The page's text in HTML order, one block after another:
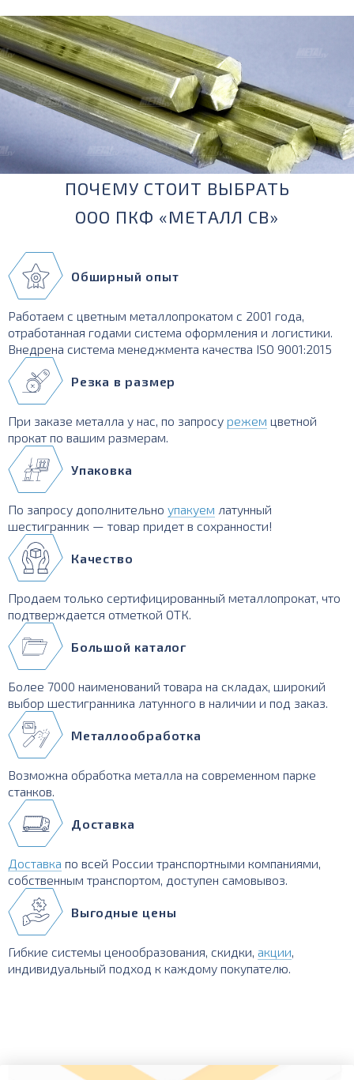
ПОЧЕМУ СТОИТ ВЫБРАТЬ
ООО ПКФ «МЕТАЛЛ СВ»
Обширный опыт
Работаем с цветным металлопрокатом с 2001 года,
отработанная годами система оформления и логистики.
Внедрена система менеджмента качества ISO 9001:2015
Резка в размер
При заказе металла у нас, по запросу режем цветной
прокат по вашим размерам.
Упаковка
По запросу дополнительно упакуем латунный
шестигранник — товар придет в сохранности!
Качество
Продаем только сертифицированный металлопрокат, что
подтверждается отметкой ОТК.
Большой каталог
Более 7000 наименований товара на складах, широкий
выбор шестигранника латунного в наличии и под заказ.
Металлообработка
Возможна обработка металла на современном парке
станков.
Доставка
Доставка по всей России транспортными компаниями,
собственным транспортом, доступен самовывоз.
Выгодные цены
Гибкие системы ценообразования, скидки, акции,
индивидуальный подход к каждому покупателю.